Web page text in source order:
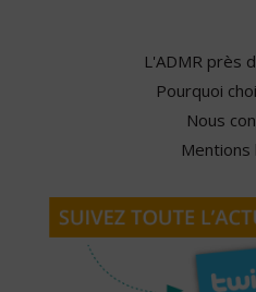
L'ADMR près
Pourquoi
Nous
Mentions